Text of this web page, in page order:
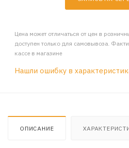
Цена может отличаться от цен в
доступен только для самовывоза.
кассе в магазине
Нашли ошибку в
ОПИСАНИЕ